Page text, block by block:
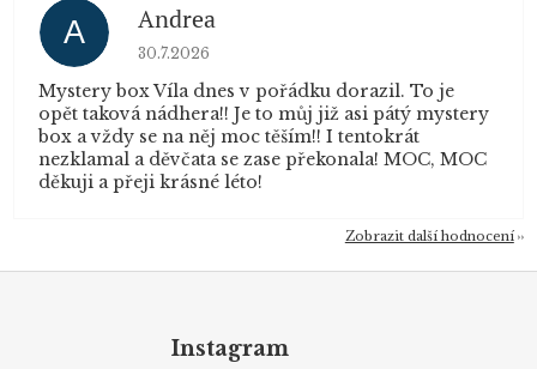
A Andrea
Hodnocení obchodu je 5 z 5 hvězdiček.
30.7.2026
Mystery box Víla dnes v pořádku dorazil. To je
opět taková nádhera!! Je to můj již asi pátý mystery
box a vždy se na něj moc těším!! I tentokrát
nezklamal a děvčata se zase překonala! MOC, MOC
děkuji a přeji krásné léto!
Zobrazit další hodnocení
Instagram